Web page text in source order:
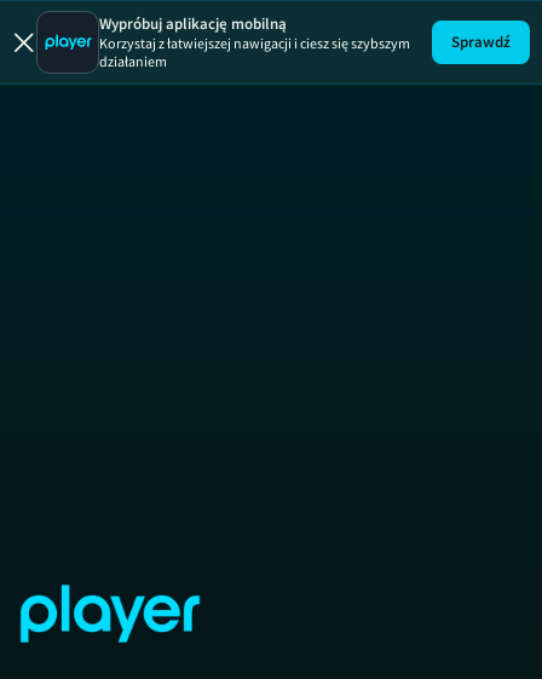
Zakup w
Wypróbuj aplikację mobilną
Korzystaj z łatwiejszej nawigacji i ciesz się szybszym
działaniem
Sprawdź